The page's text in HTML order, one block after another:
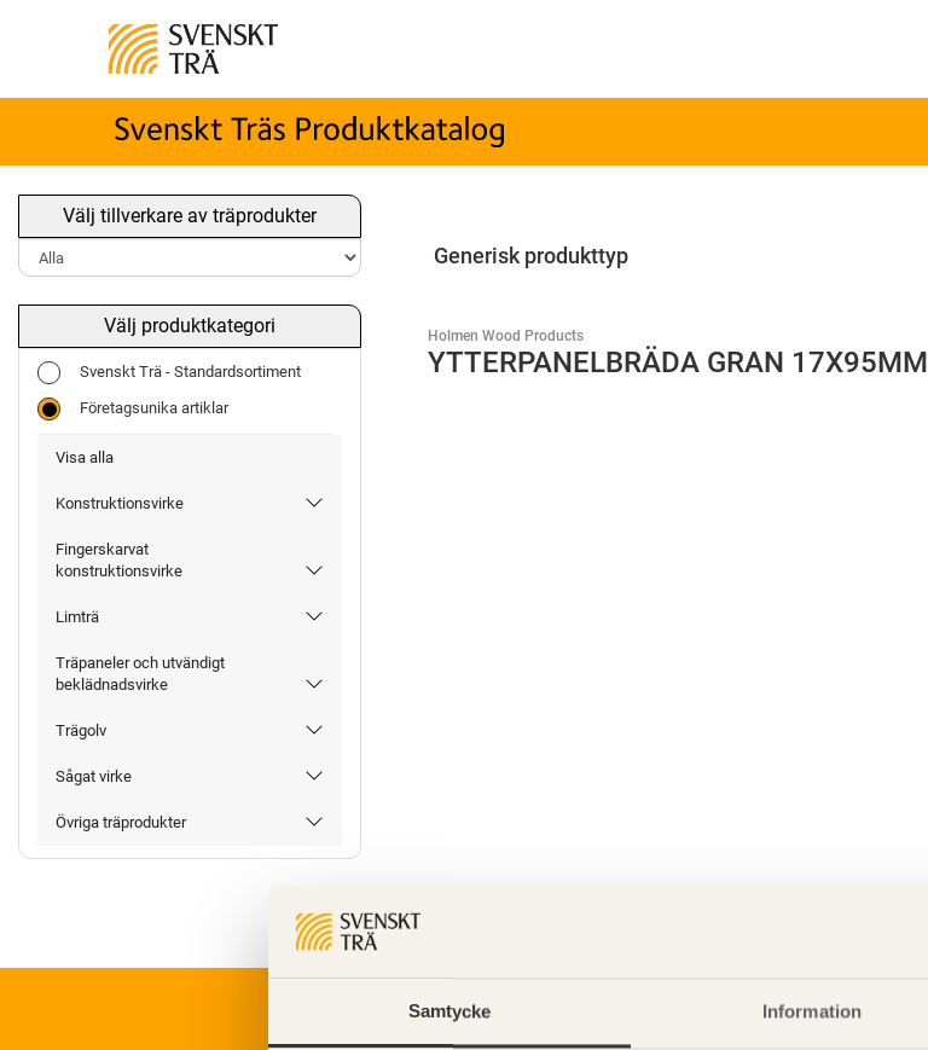
Samtycke Information
Välj tillverkare av träprodukter
Välj produktkategori
Svenskt Trä - Standardsortiment
Företagsunika artiklar
Visa alla
Konstruktionsvirke
Fingerskarvat
konstruktionsvirke
Limträ
Träpaneler och utvändigt
beklädnadsvirke
Trägolv
Sågat virke
Övriga träprodukter
Generisk produkttyp
Holmen Wood Products
YTTERPANELBRÄDA GRAN 17X95MM